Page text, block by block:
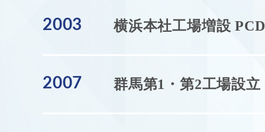
2003 横浜本社工場増設
2007 群馬第1・第2工場設立